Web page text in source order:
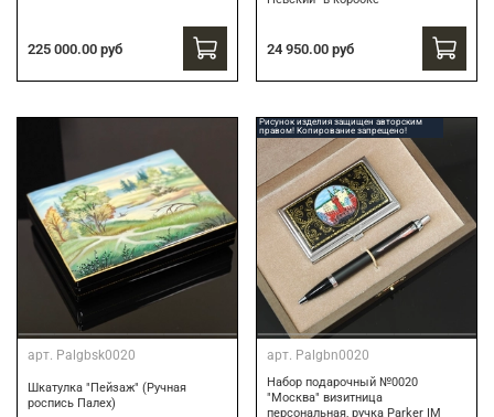
225 000.00 руб 24 950.00 руб
арт. Palgbsk0020
Шкатулка "Пейзаж" (Ручная
роспись Палех)
Рисунок изделия защищен авторским
правом! Копирование запрещено!
арт. Palgbn0020
Набор подарочный №0020
"Москва" визитница
персональная, ручка Parker IM